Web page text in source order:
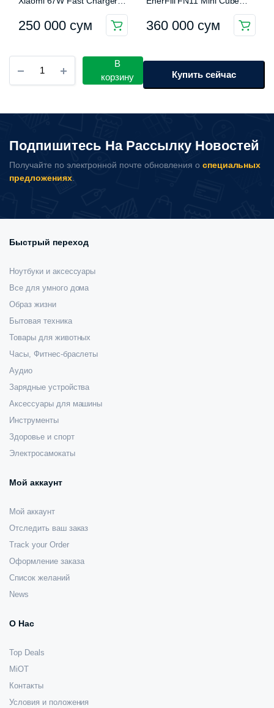
250 000 сум 360 000 сум
устройство
Xiaomi
C
GaN
количество
В
корзину
Купить сейчас
Подпишитесь На Рассылку Новостей
Получайте по электронной почте обновления о специальных
предложениях.
Быстрый переход
Ноутбуки и аксессуары
Все для умного дома
Образ жизни
Бытовая техника
Товары для животных
Часы, Фитнес-браслеты
Аудио
Зарядные устройства
Аксессуары для машины
Инструменты
Здоровье и спорт
Электросамокаты
Мой аккаунт
Мой аккаунт
Отследить ваш заказ
Track your Order
Оформление заказа
Список желаний
News
О Нас
Top Deals
MiOT
Контакты
Условия и положения